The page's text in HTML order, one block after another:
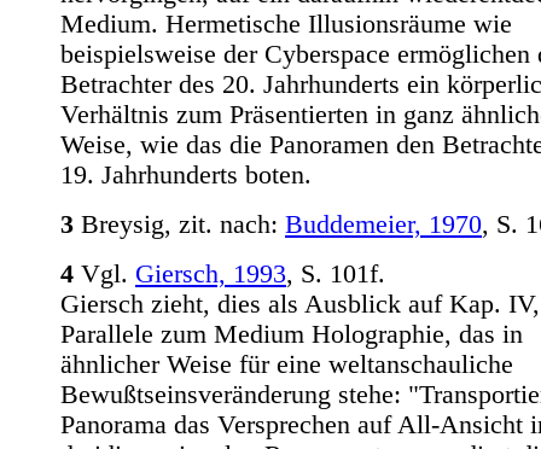
Medium. Hermetische Illusionsräume wie
beispielsweise der Cyberspace ermöglichen
Betrachter des 20. Jahrhunderts ein
Verhältnis zum Präsentierten in ganz
Weise, wie das die Panoramen den
19. Jahrhunderts boten.
3 Breysig, zit. nach: Buddemeier, 1970, S.
4 Vgl. Giersch, 1993, S. 101f.
Giersch zieht, dies als Ausblick auf Kap.
Parallele zum Medium Holographie, das in
ähnlicher Weise für eine weltanschauliche
Bewußtseinsveränderung stehe:
Panorama das Versprechen auf All-Ansicht